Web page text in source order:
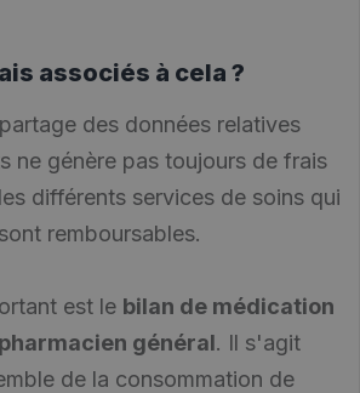
associés à cela ?
des données relatives
ne génère pas toujours de frais
différents services de soins qui
remboursables.
est le bilan de médication
général. Il s'agit
de la consommation de